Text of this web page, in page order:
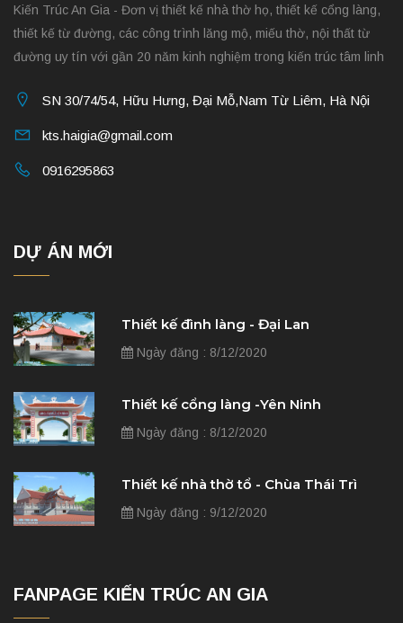
Kiến Trúc An Gia - Đơn vị thiết kế nhà thờ họ, thiết kế cổng làng,
thiết kế từ đường, các công trình lăng mộ, miếu thờ, nội thất từ
đường uy tín với gần 20 năm kinh nghiệm trong kiến trúc tâm linh
SN 30/74/54, Hữu Hưng, Đại Mỗ,Nam Từ Liêm, Hà Nội
kts.haigia@gmail.com
0916295863
DỰ ÁN MỚI
Thiết kế đình làng - Đại Lan
Ngày đăng : 8/12/2020
Thiết kế cổng làng -Yên Ninh
Ngày đăng : 8/12/2020
Thiết kế nhà thờ tổ - Chùa Thái Trì
Ngày đăng : 9/12/2020
FANPAGE KIẾN TRÚC AN GIA